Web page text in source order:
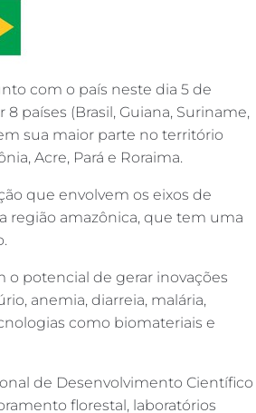
com o país neste dia 5 de
países (Brasil, Guiana, Suriname,
sua maior parte no território
Acre, Pará e Roraima.
que envolvem os eixos de
região amazônica, que tem uma
o potencial de gerar inovações
anemia, diarreia, malária,
como biomateriais e
de Desenvolvimento Científico
florestal, laboratórios